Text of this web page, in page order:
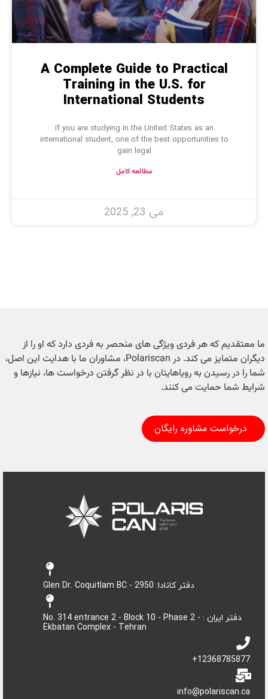
A Complete Guide to Practical
Training in the U.S. for
International Students
If you are studying in the United States as an
international student, one of the best opportunities to
gain legal
مطالعه کامل
می 23, 2025
ما معتقدیم که هر فردی ویژگی های منحصر به فردی دارد که او را از
دیگران متمایز می کند. در Polariscan، مشاوران ما با هدایت این اصل،
شما را در رسیدن به رویاهایتان با در نظر گرفتن درخواست ها، نیازها و
شرایط شما حمایت می کنند.
درخواست مشاوره رایگان
دفتر کانادا: 2950 - Glen Dr. Coquitlam BC
دفتر ایران : No. 314 entrance 2 - Block 10 - Phase 2 -
Ekbatan Complex - Tehran
12368785877+
info@polariscan.ca